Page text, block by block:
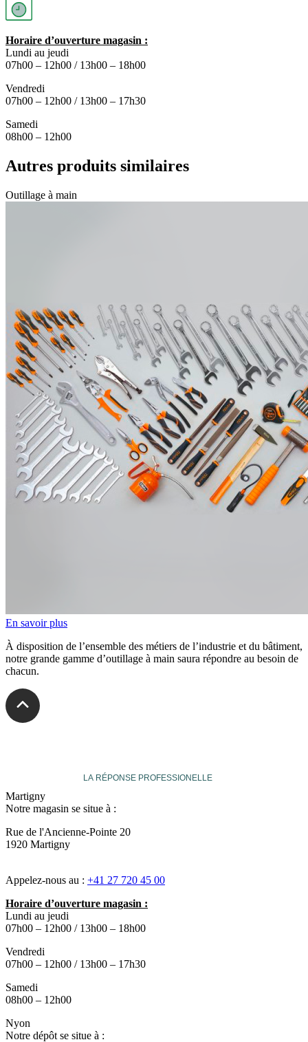
Horaire d’ouverture magasin :
Lundi au jeudi
07h00 – 12h00 / 13h00 – 18h00
Vendredi
07h00 – 12h00 / 13h00 – 17h30
Samedi
08h00 – 12h00
Autres produits similaires
Outillage à main
En savoir plus
À disposition de l’ensemble des métiers de l’industrie et du bâtiment,
notre grande gamme d’outillage à main saura répondre au besoin de
chacun.
LA RÉPONSE PROFESSIONELLE
Martigny
Notre magasin se situe à :
Rue de l'Ancienne-Pointe 20
1920 Martigny
Appelez-nous au : +41 27 720 45 00
Horaire d’ouverture magasin :
Lundi au jeudi
07h00 – 12h00 / 13h00 – 18h00
Vendredi
07h00 – 12h00 / 13h00 – 17h30
Samedi
08h00 – 12h00
Nyon
Notre dépôt se situe à :